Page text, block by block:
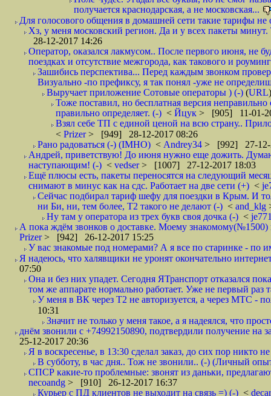
получается краснодарская, а не московская...
Для голосового общения в домашней сети такие тарифы не
Хз, у меня московский регион. Да и у всех пакеты
28-12-2017 14:26
Оператор, оказался лакмусом.. После первого июня, не
поездках и отсутствие межгорода, как такового и
Зашибись перспектива... Перед каждым звонком
Визуально -по префиксу, я так понял -уже не
Выручает приложение Сотовые операторы ) (-) (URL
Тоже поставил, но бесплатная версия
правильно определяет. (-) < Йцук > [905] 11-01-
Взял себе ТП с единой ценой на всю страну..
< Prizer> [949] 28-12-2017 08:26
Рано радоваться (-) (IMHO) < Andrey34 > [992] 27-12-
Андрей, приветствую! До июня нужно еще дожить.
наступающим! (-) < vedser> [1007] 27-12-2017 18:03
Ещё плюсы есть, пакеты переносятся на следующий
снимают в минус как на сдс. Работает на две сети (+) <
Сейчас подбирал тариф шефу для поездки в Крым. И
ни Би, ни, тем более, Т2 такого не делают (-) < and_klg
Ну там у оператора из трех букв своя дочка (-) <
А пока ждём звонков о доставке. Моему знакомому(№1500)
Prizer> [942] 26-12-2017 15:25
У вас знакомые под номерами? А я все по старинке - по
Я надеюсь, что халявщики не уронят окончательно
07:50
Она и без них упадет. Сегодня ЯТранспорт отказался
том же аппарате нормально работает. Уже не первый раз
У меня в ВК через Т2 не авторизуется, а через МТС -
10:31
Значит не только у меня такое, а я надеялся, что
днём звонили с +74992150890, подтвердили получение на
25-12-2017 20:36
Я в воскресенье, в 13:30 сделал заказ, до сих пор никто
В субботу, в час дня.. Тож не звонили.. (-) (Личный
СПСР какие-то проблемные: звонят из даньки,
necoandg > [910] 26-12-2017 16:37
Курьер с ПД клиентов не выходит на связь =) (-) <